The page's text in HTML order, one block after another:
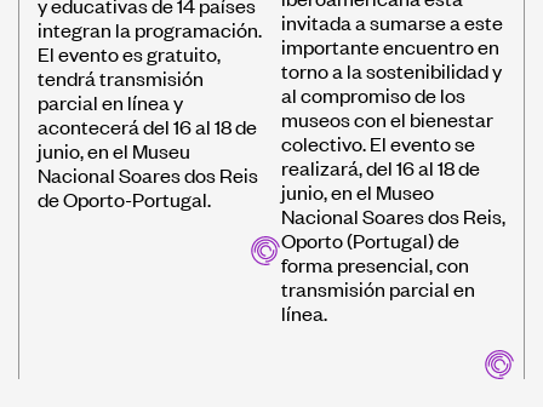
integran la programación.
El evento es gratuito,
tendrá transmisión
parcial en línea y
acontecerá del 16 al 18 de
junio, en el Museu
Nacional Soares dos Reis
de Oporto-Portugal.
invitada a sumarse a este
importante encuentro en
torno a la sostenibilidad y
al compromiso de los
museos con el bienestar
colectivo. El evento se
realizará, del 16 al 18 de
junio, en el Museo
Nacional Soares dos Reis,
Oporto (Portugal) de
forma presencial, con
transmisión parcial en
línea.